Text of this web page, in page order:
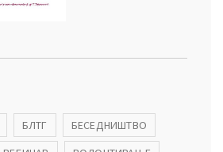
БЛТГ
БЕСЕДНИШТВО